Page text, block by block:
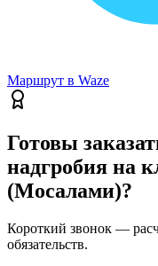
Маршрут в Waze
Готовы
надгробия на
(Мосалами)?
Короткий звонок —
обязательств.